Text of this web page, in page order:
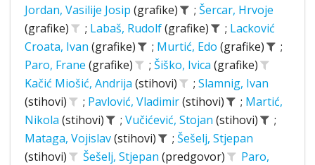
Jordan, Vasilije Josip (grafike) ; Šercar, Hrvoje
(grafike)
; Labaš, Rudolf(grafike) ; Lacković
Croata, Ivan (grafike) ; Murtić, Edo (grafike)
;
Paro, Frane (grafike) ; Šiško, Ivica (grafike)
Kačić Miošić, Andrija (stihovi) ; Slamnig, Ivan
(stihovi)
; Pavlović, Vladimir(stihovi) ; Martić,
Nikola (stihovi) ; Vučićević, Stojan (stihovi)
;
Mataga, Vojislav(stihovi) ; Šešelj, Stjepan
(stihovi)
Šešelj, Stjepan (predgovor)
Paro,